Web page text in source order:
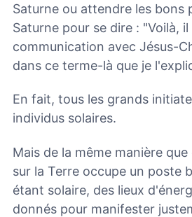
Saturne ou attendre les bons
Saturne pour se dire : "Voilà, il
communication avec Jésus-
dans ce terme-là que je
En fait, tous les grands
individus solaires.
Mais de la même manière
sur la Terre occupe un poste
étant solaire, des lieux
donnés pour manifester